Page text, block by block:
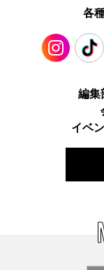
各
TikTok
編集
イベ